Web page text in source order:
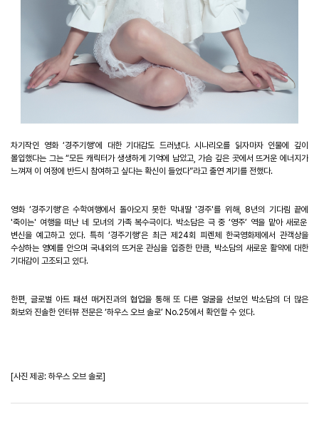
차기작인 영화‘경주기행’에 대한 기대감도 드러냈다.시나리오를 읽자마자 인물에 깊이
몰입했다는 그는“모든 캐릭터가 생생하게 기억에 남았고,가슴 깊은 곳에서 뜨거운 에너지가
느껴져 이 여정에 반드시 참여하고 싶다는 확신이 들었다”라고 출연 계기를 전했다.
영화‘경주기행’은 수학여행에서 돌아오지 못한 막내딸'경주'를 위해 , 8년의 기다림 끝에
'죽이는' 여행을 떠난 네 모녀의 가족 복수극이다. 박소담은 극 중 ‘영주’ 역을 맡아 새로운
변신을 예고하고 있다. 특히 ‘경주기행’은 최근 제 24회 피렌체 한국영화제에서 관객상을
수상하는 영예를 안으며 국내외의 뜨거운 관심을 입증한 만큼, 박소담의 새로운 활약에 대한
기대감이 고조되고 있다.
한편
글로벌 아트 패션 매거진과의 협업을 통해 또 다른 얼굴을 선보인 박소담의 더 많은
화보와 진솔한 인터뷰 전문은 ‘하우스 오브 솔로’ No.25에서 확인할 수 있다.
[사진 제공: 하우스 오브 솔로]